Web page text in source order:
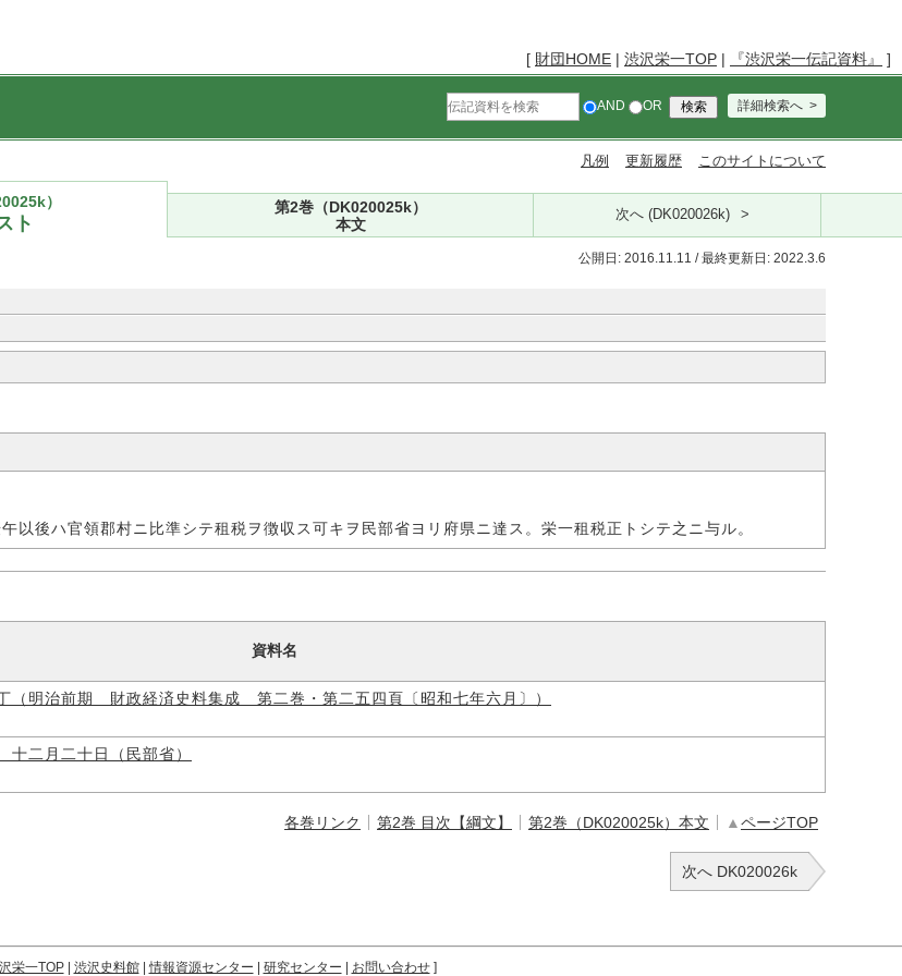
[ 財団HOME | 渋沢栄一TOP | 『渋沢栄一伝記資料』 ]
AND OR 詳細検索へ
凡例 更新履歴 このサイトについて
）
ト
第2巻（DK020025k）
本文
次へ (DK020026k)
公開日: 2016.11.11 / 最終更新日: 2022.3.6
以後ハ官領郡村ニ比準シテ租税ヲ徴収ス可キヲ民部省ヨリ府県ニ達ス。栄一租税正トシテ之ニ与ル。
資料名
（明治前期 財政経済史料集成 第二巻・第二五四頁〔昭和七年六月〕）
二月二十日（民部省）
各巻リンク 第2巻 目次【綱文】 第2巻（DK020025k）本文 ▲ページTOP
次へ DK020026k
栄一TOP| 渋沢史料館|情報資源センター 研究センター お問い合わせ]